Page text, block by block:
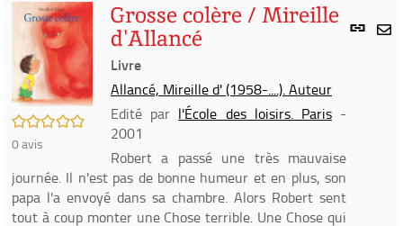
Lien
/5
0avis
Grosse colère / Mireille
d'Allancé
Livre
Allancé, Mireille d' (1958-....). Auteur
Edité par l'École des loisirs. Paris-
2001
Robert a passé une très mauvaise
journée. Il n'est pas de bonne humeur et en plus, son
papa l'a envoyé dans sa chambre. Alors Robert sent
tout à coup monter une Chose terrible. Une Chose qui